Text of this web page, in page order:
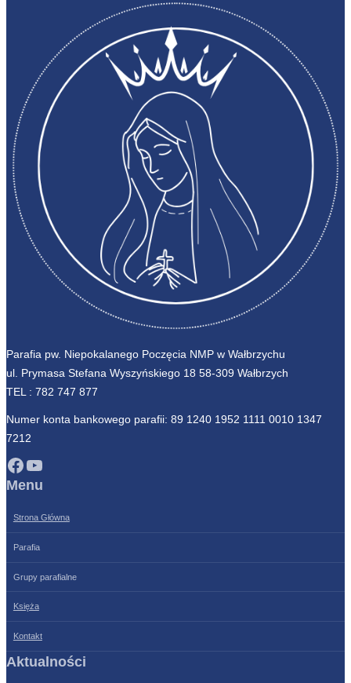
Parafia pw. Niepokalanego Poczęcia NMP w Wałbrzychu
ul. Prymasa Stefana Wyszyńskiego 18 58-309 Wałbrzych
TEL : 782 747 877
Numer konta bankowego parafii: 89 1240 1952 1111 0010 1347
7212
Facebook YouTube
Menu
Strona Główna
Parafia
Grupy parafialne
Księża
Kontakt
Aktualności